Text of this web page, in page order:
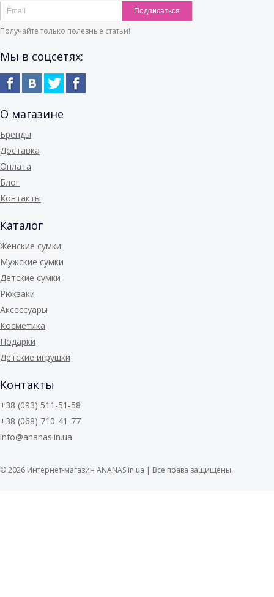
Подписаться
Получайте только полезные статьи!
Мы в соцсетях:
О магазине
Бренды
Доставка
Оплата
Блог
Контакты
Каталог
Женские сумки
Мужские сумки
Детские сумки
Рюкзаки
Аксессуары
Косметика
Подарки
Детские игрушки
Контакты
+38 (093) 511-51-58
+38 (068) 710-41-77
info@ananas.in.ua
© 2026 Интернет-магазин ANANAS.in.ua | Все права защищены.